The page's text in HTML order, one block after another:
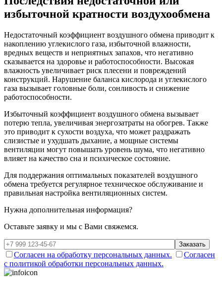
избыточной кратности воздухообмена
Недостаточный коэффициент воздушного обмена приводит к
накоплению углекислого газа, избыточной влажности,
вредных веществ и неприятных запахов, что негативно
сказывается на здоровье и работоспособности. Высокая
влажность увеличивает риск плесени и повреждений
конструкций. Нарушение баланса кислорода и углекислого
газа вызывает головные боли, сонливость и снижение
работоспособности.
Избыточный коэффициент воздушного обмена вызывает
потерю тепла, увеличивая энергозатраты на обогрев. Также
это приводит к сухости воздуха, что может раздражать
слизистые и ухудшать дыхание, а мощные системы
вентиляции могут повышать уровень шума, что негативно
влияет на качество сна и психическое состояние.
Для поддержания оптимальных показателей воздушного
обмена требуется регулярное техническое обслуживание и
правильная настройка вентиляционных систем.
Нужна дополнительная информация?
Оставьте заявку и мы с Вами свяжемся.
Заказать
Согласен на обработку персональных данных.
Согласен
с политикой обработки персональных данных.